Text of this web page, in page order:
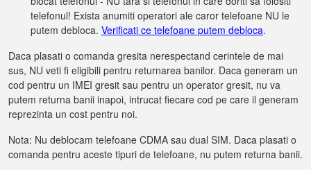
telefonul! Exista anumiti operatori ale caror telefoane NU le
putem debloca. Verificati ce telefoane putem debloca.
Daca plasati o comanda gresita nerespectand cerintele de mai
sus, NU veti fi eligibili pentru returnarea banilor. Daca generam un
cod pentru un IMEI gresit sau pentru un operator gresit, nu va
putem returna banii inapoi, intrucat fiecare cod pe care il generam
reprezinta un cost pentru noi.
Nota: Nu deblocam telefoane CDMA sau dual SIM. Daca plasati o
comanda pentru aceste tipuri de telefoane, nu putem returna banii.